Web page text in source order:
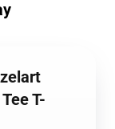
T-